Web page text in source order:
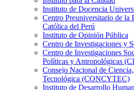
Instituto de Docencia
Centro Preuniversitario de la
Católica del Perú
Instituto de Opinión Pública
Centro de Investigaciones y
Centro de Investigaciones
Políticas y Antropológicas
Consejo Nacional de
Tecnológica (CONCYTEC)
Instituto de Desarrollo